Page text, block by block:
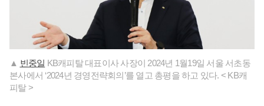
▲ 빈중일 KB캐피탈 대표이사 사장이 2024년 1월19일 서울 서초동
본사에서 ‘2024년 경영전략회의’를 열고 총평을 하고 있다. < KB캐
피탈 >